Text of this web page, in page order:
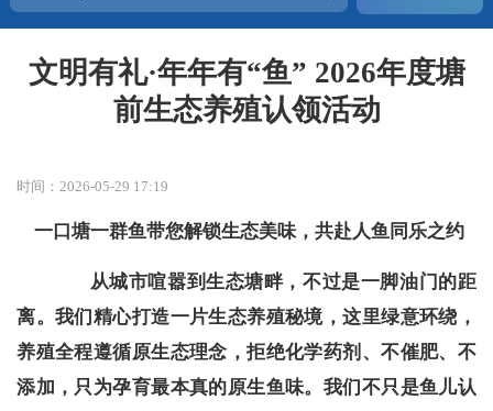
文明有礼·年年有“鱼” 2026年度塘
前生态养殖认领活动
时间：2026-05-29 17:19
一口塘一群鱼带您解锁生态美味，共赴人鱼同乐之约
从城市喧嚣到生态塘畔，不过是一脚油门的距
离。我们精心打造一片生态养殖秘境，这里绿意环绕，
养殖全程遵循原生态理念，拒绝化学药剂、不催肥、不
添加，只为孕育最本真的原生鱼味。我们不只是鱼儿认